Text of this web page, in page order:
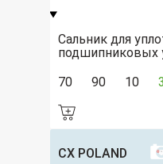
Сальник для
подшипниковых
70
90 10
CX POLAND